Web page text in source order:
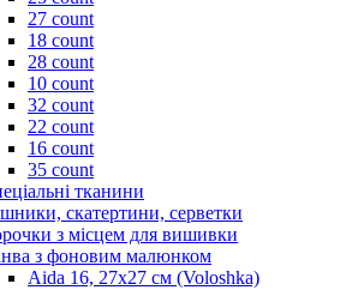
27 count
18 count
28 count
10 count
32 count
22 count
16 count
35 count
тканини
скатертини, серветки
з місцем для вишивки
з фоновим малюнком
Aida 16, 27х27 см (Voloshka)